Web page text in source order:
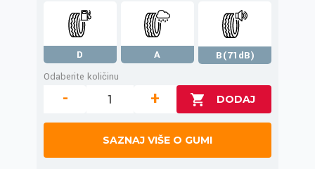
D A
B(71dB)
Odaberite količinu
- +
SAZNAJ VIŠE O GUMI